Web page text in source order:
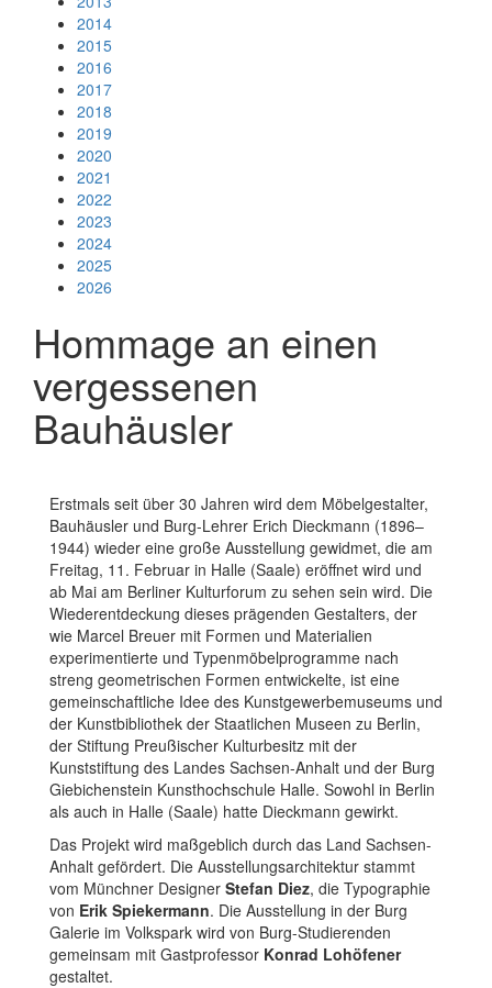
2014
2015
2016
2017
2018
2019
2020
2021
2022
2023
2024
2025
2026
Hommage an einen
vergessenen
Bauhäusler
Erstmals seit über 30 Jahren wird dem Möbelgestalter,
Bauhäusler und Burg-Lehrer Erich Dieckmann (1896–
1944) wieder eine große Ausstellung gewidmet, die am
Freitag, 11. Februar in Halle (Saale) eröffnet wird und
ab Mai am Berliner Kulturforum zu sehen sein wird. Die
Wiederentdeckung dieses prägenden Gestalters, der
wie Marcel Breuer mit Formen und Materialien
experimentierte und Typenmöbelprogramme nach
streng geometrischen Formen entwickelte, ist eine
gemeinschaftliche Idee des Kunstgewerbemuseums und
der Kunstbibliothek der Staatlichen Museen zu Berlin,
der Stiftung Preußischer Kulturbesitz mit der
Kunststiftung des Landes Sachsen-Anhalt und der Burg
Giebichenstein Kunsthochschule Halle. Sowohl in Berlin
als auch in Halle (Saale) hatte Dieckmann gewirkt.
Das Projekt wird maßgeblich durch das Land Sachsen-
Anhalt gefördert. Die Ausstellungsarchitektur stammt
vom Münchner Designer Stefan Diez, die Typographie
von Erik Spiekermann. Die Ausstellung in der Burg
Galerie im Volkspark wird von Burg-Studierenden
gemeinsam mit Gastprofessor Konrad Lohöfener
gestaltet.